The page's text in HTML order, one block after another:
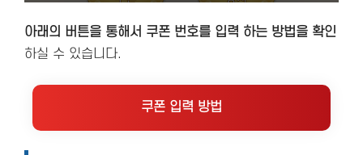
아래의 버튼을 통해서 쿠폰 번호를 입력 하는 방법을 확인
하실 수 있습니다.
쿠폰 입력 방법